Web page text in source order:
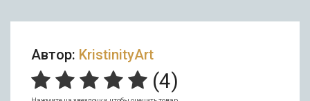
Автор: KristinityArt
(4)